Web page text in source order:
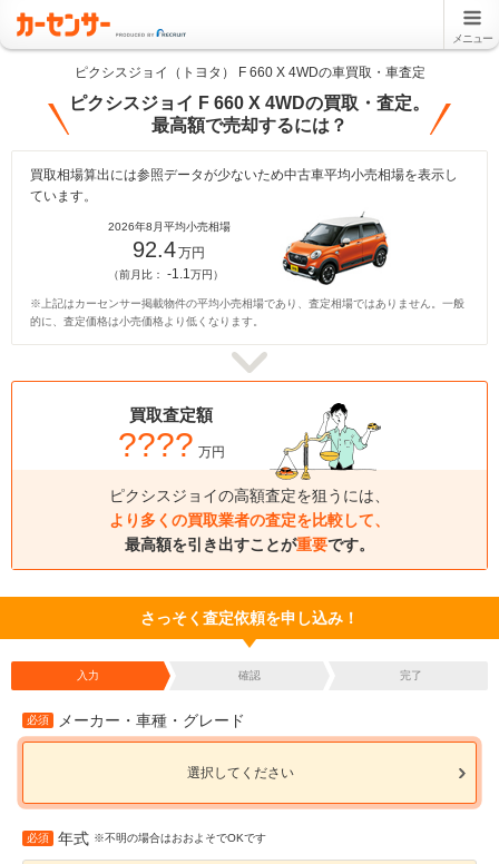
メニュー
ピクシスジョイ（トヨタ） F 660 X 4WDの車買取・車査定
ピクシスジョイ F 660 X 4WDの買取・査定。
最高額で売却するには？
買取相場算出には参照データが少ないため中古車平均小売相場を表示し
ています。
2026年8月平均小売相場
92.4万円
（前月比： -1.1万円）
※上記はカーセンサー掲載物件の平均小売相場であり、査定相場ではありません。一般
的に、査定価格は小売価格より低くなります。
買取査定額
???? 万円
ピクシスジョイの高額査定を狙うには、
より多くの買取業者の査定を比較して、
最高額を引き出すことが重要です。
さっそく査定依頼を申し込み！
入力 確認 完了
必須 メーカー・車種・グレード
選択してください
必須 年式 ※不明の場合はおおよそでOKです